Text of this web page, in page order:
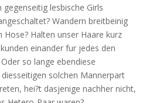
lesbische Girls
Wandern breitbeinig
Hose? Halten unser Haare kurz
einander fur jedes den
so lange ebendiese
solchen Mannerpart
hei?t dasjenige nachher nicht,